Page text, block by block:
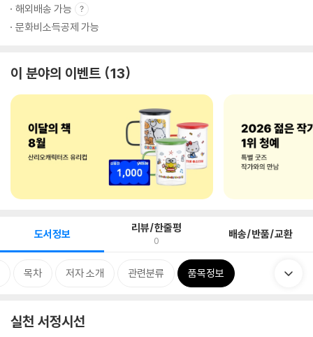
해외배송 가능
문화비소득공제 가능
이 분야의 이벤트 13
도서정보 리뷰/한줄평
0 배송/반품/교환
목차 저자 소개 관련분류 품목정보
실천 서정시선